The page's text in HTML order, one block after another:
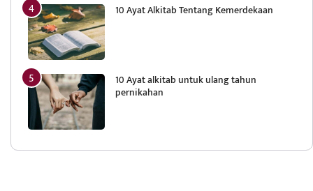
10 Ayat Alkitab Tentang Kemerdekaan
10 Ayat alkitab untuk ulang tahun
pernikahan